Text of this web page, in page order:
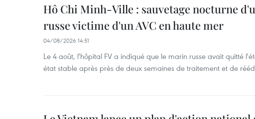
Hô Chi Minh-Ville : sauvetage nocturne
russe victime d'un AVC en haute mer
04/08/2026 14:51
Le 4 août, l'hôpital FV a indiqué que le marin russe avait quitté
état stable après près de deux semaines de traitement et de